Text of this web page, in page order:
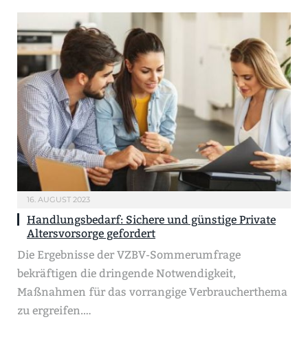
16. AUGUST 2023
Handlungsbedarf: Sichere und günstige Private
Altersvorsorge gefordert
Die Ergebnisse der VZBV-Sommerumfrage
bekräftigen die dringende Notwendigkeit,
Maßnahmen für das vorrangige Verbraucherthema
zu ergreifen.…